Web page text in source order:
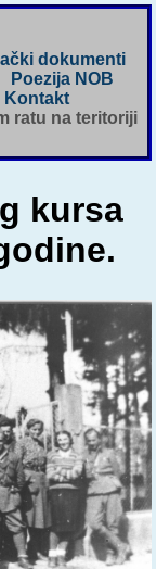
dokumenti
Poezija NOB
Kontakt
ratu na teritoriji
kursa